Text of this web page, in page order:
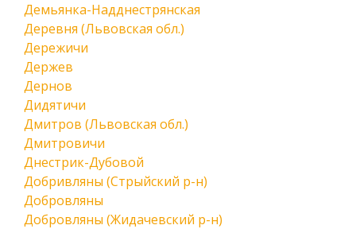
Демьянка-Надднестрянская
Деревня (Львовская обл.)
Дережичи
Держев
Дернов
Дидятичи
Дмитров (Львовская обл.)
Дмитровичи
Днестрик-Дубовой
Добривляны (Стрыйский р-н)
Добровляны
Добровляны (Жидачевский р-н)